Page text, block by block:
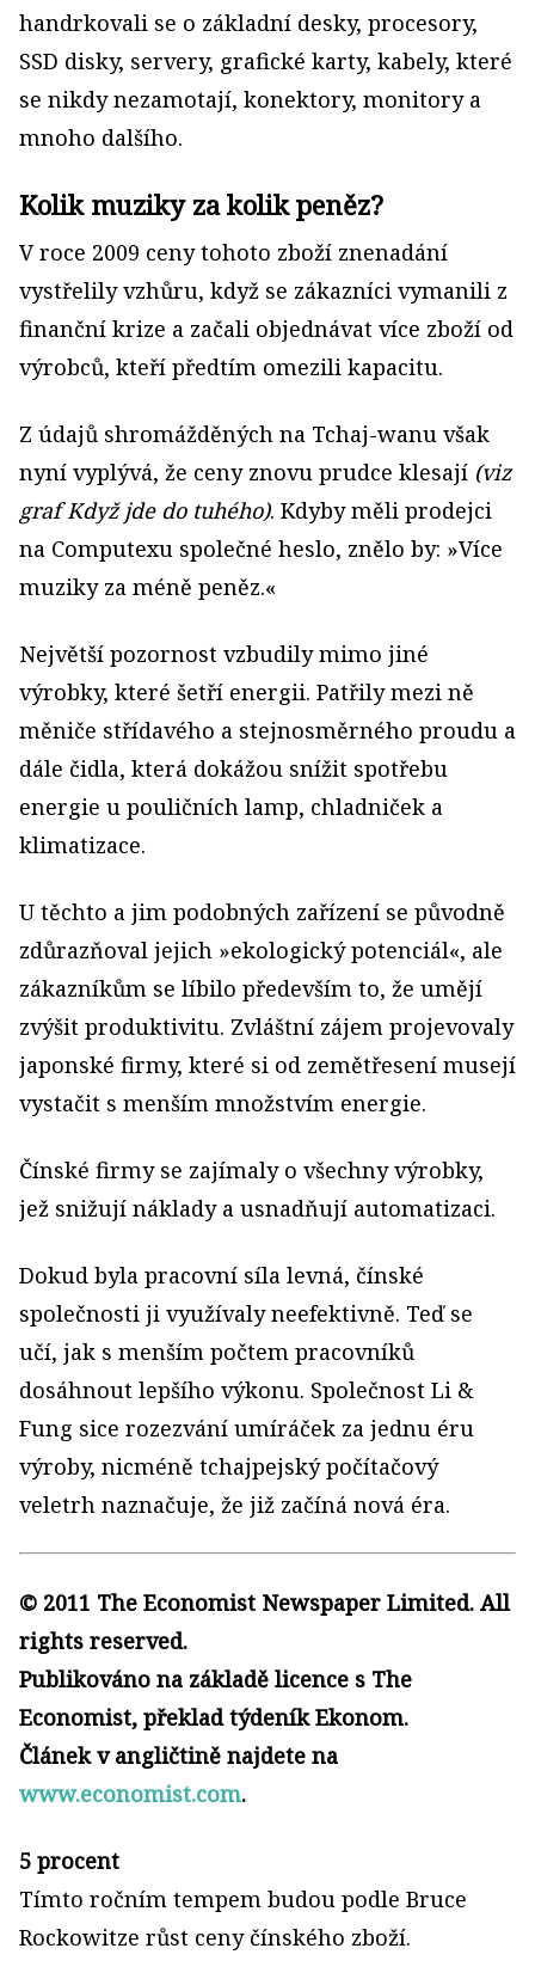
handrkovali se o základní desky, procesory,
SSD disky, servery, grafické karty, kabely, které
se nikdy nezamotají, konektory, monitory a
mnoho dalšího.
Kolik muziky za kolik peněz?
V roce 2009 ceny tohoto zboží znenadání
vystřelily vzhůru, když se zákazníci vymanili z
finanční krize a začali objednávat více zboží od
výrobců, kteří předtím omezili kapacitu.
Z údajů shromážděných na Tchaj-wanu však
nyní vyplývá, že ceny znovu prudce klesají (viz
graf Když jde do tuhého). Kdyby měli prodejci
na Computexu společné heslo, znělo by: »Více
muziky za méně peněz.«
Největší pozornost vzbudily mimo jiné
výrobky, které šetří energii. Patřily mezi ně
měniče střídavého a stejnosměrného proudu a
dále čidla, která dokážou snížit spotřebu
energie u pouličních lamp, chladniček a
klimatizace.
U těchto a jim podobných zařízení se původně
zdůrazňoval jejich »ekologický potenciál«, ale
zákazníkům se líbilo především to, že umějí
zvýšit produktivitu. Zvláštní zájem projevovaly
japonské firmy, které si od zemětřesení musejí
vystačit s menším množstvím energie.
Čínské firmy se zajímaly o všechny výrobky,
jež snižují náklady a usnadňují automatizaci.
Dokud byla pracovní síla levná, čínské
společnosti ji využívaly neefektivně. Teď se
učí, jak s menším počtem pracovníků
dosáhnout lepšího výkonu. Společnost Li &
Fung sice rozezvání umíráček za jednu éru
výroby, nicméně tchajpejský počítačový
veletrh naznačuje, že již začíná nová éra.
© 2011 The Economist Newspaper Limited. All
rights reserved.
Publikováno na základě licence s The
Economist, překlad týdeník Ekonom.
Článek v angličtině najdete na
www.economist.com.
5 procent
Tímto ročním tempem budou podle Bruce
Rockowitze růst ceny čínského zboží.